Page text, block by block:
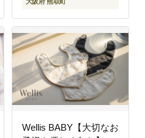
Wellis BABY【大切なお